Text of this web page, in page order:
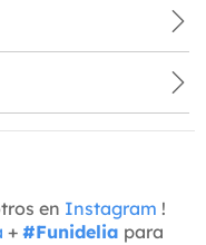
en Instagram !
+ #Funidelia para